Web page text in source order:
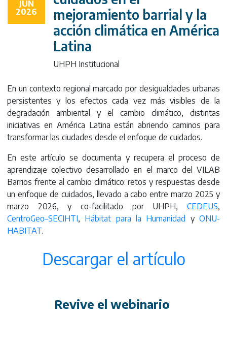
climática en
América Latina
JUN
2026
mejoramiento barrial y la
acción climática en América
Latina
UHPH Institucional
En un contexto regional marcado por desigualdades urbanas
persistentes y los efectos cada vez más visibles de la
degradación ambiental y el cambio climático, distintas
iniciativas en América Latina están abriendo caminos para
transformar las ciudades desde el enfoque de cuidados.
En este artículo se documenta y recupera el proceso de
aprendizaje colectivo desarrollado en el marco del VILAB
Barrios frente al cambio climático: retos y respuestas desde
un enfoque de cuidados, llevado a cabo entre marzo 2025 y
marzo 2026, y co-facilitado por UHPH, CEDEUS,
CentroGeo–SECIHTI, Hábitat para la Humanidad yONU-
HABITAT.
Descargar el artículo
Revive el webinario